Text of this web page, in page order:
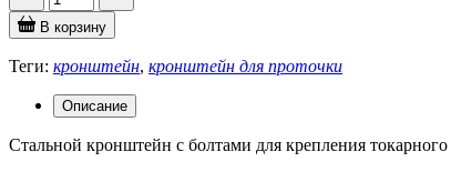
В корзину
Теги: кронштейн, кронштейн для проточки
Описание
Стальной кронштейн с болтами для крепления